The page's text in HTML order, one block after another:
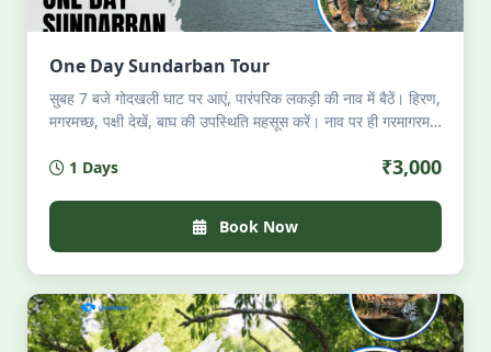
One Day Sundarban Tour
सुबह 7 बजे गोदखली घाट पर आएं, पारंपरिक लकड़ी की नाव में बैठें। हिरण,
मगरमच्छ, पक्षी देखें, बाघ की उपस्थिति महसूस करें। नाव पर ही गरमागरम
भोजन सब शामिल। अधिकतम 8 यात्री। केवल प्रकृति, शांति और
1 Days ₹3,000
Book Now